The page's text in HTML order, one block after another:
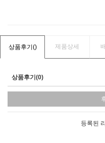
상품후기() 제품상세
상품후기(0)
등록된